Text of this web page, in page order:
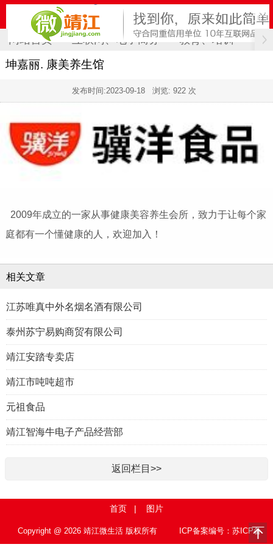
网站首页 互联网、电子商务 教育、培训 计
坤嘉丽. 康美养生馆
发布时间:2023-09-18 浏览: 922 次
2009年成立的一家从事健康美容养生会所，致力于让每个家
庭都有一个懂健康的人，欢迎加入！
相关文章
江苏唯真中外名烟名酒有限公司
泰州苏宁易购商贸有限公司
靖江安踏专卖店
靖江市吨吨超市
元祖食品
靖江智海牛电子产品经营部
返回栏目>>
首页 | 图片
Copyright @ 2026 靖江微生活 版权所有
ICP备案编号：苏ICP备
15010767号